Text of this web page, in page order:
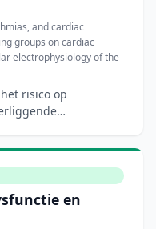
and cardiac
groups on cardiac
electrophysiology of the
risico op
en